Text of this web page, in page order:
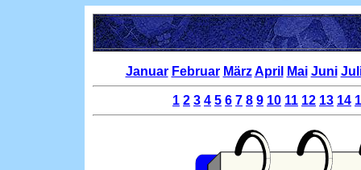
Januar Februar März April Mai Juni
1 2 3 4 5 6 7 8 9 10 11 12 13 14